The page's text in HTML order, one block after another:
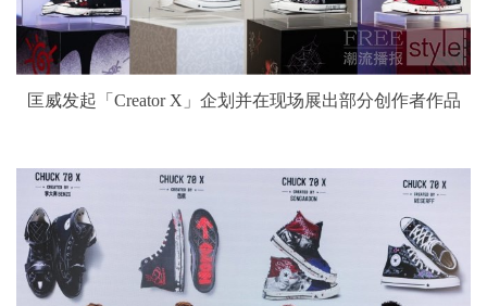
匡威发起「Creator X」企划并在现场展出部分创作者作品